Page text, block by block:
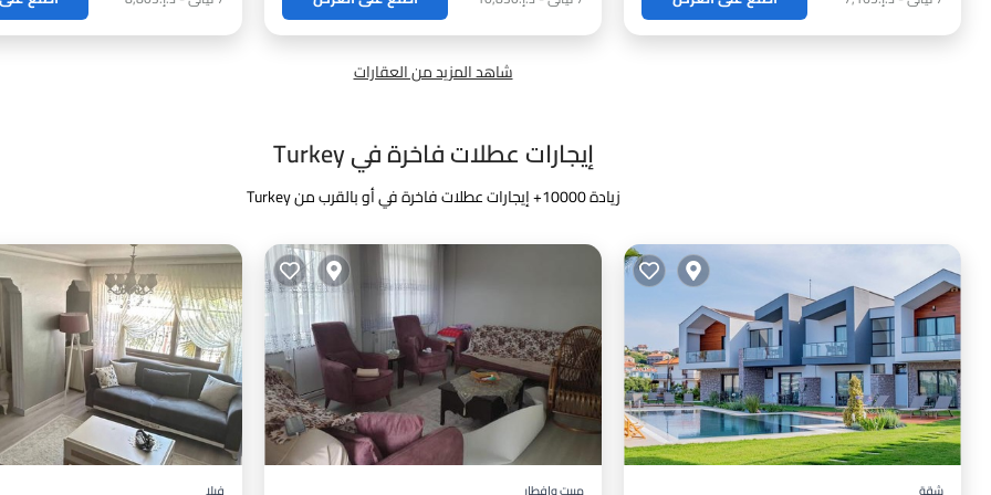
شاهد المزيد من العقارات
إيجارات عطلات فاخرة في Turkey
زيادة10000+ إيجارات عطلات فاخرة في أو بالقرب من Turkey
شقة مبيت وإفطار فيلا